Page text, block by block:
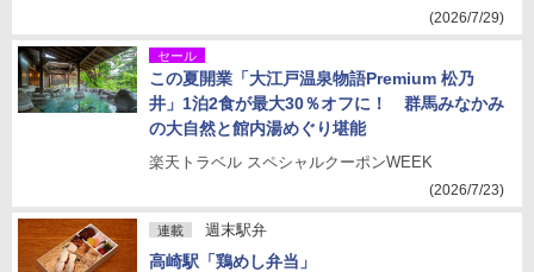
(2026/7/29)
セール
この夏開業「大江戸温泉物語Premium 松乃
井」1泊2食が最大30％オフに！ 群馬みなかみ
の大自然と館内湯めぐり堪能
楽天トラベル スペシャルクーポンWEEK
(2026/7/23)
連載 週末駅弁
高崎駅「鶏めし弁当」